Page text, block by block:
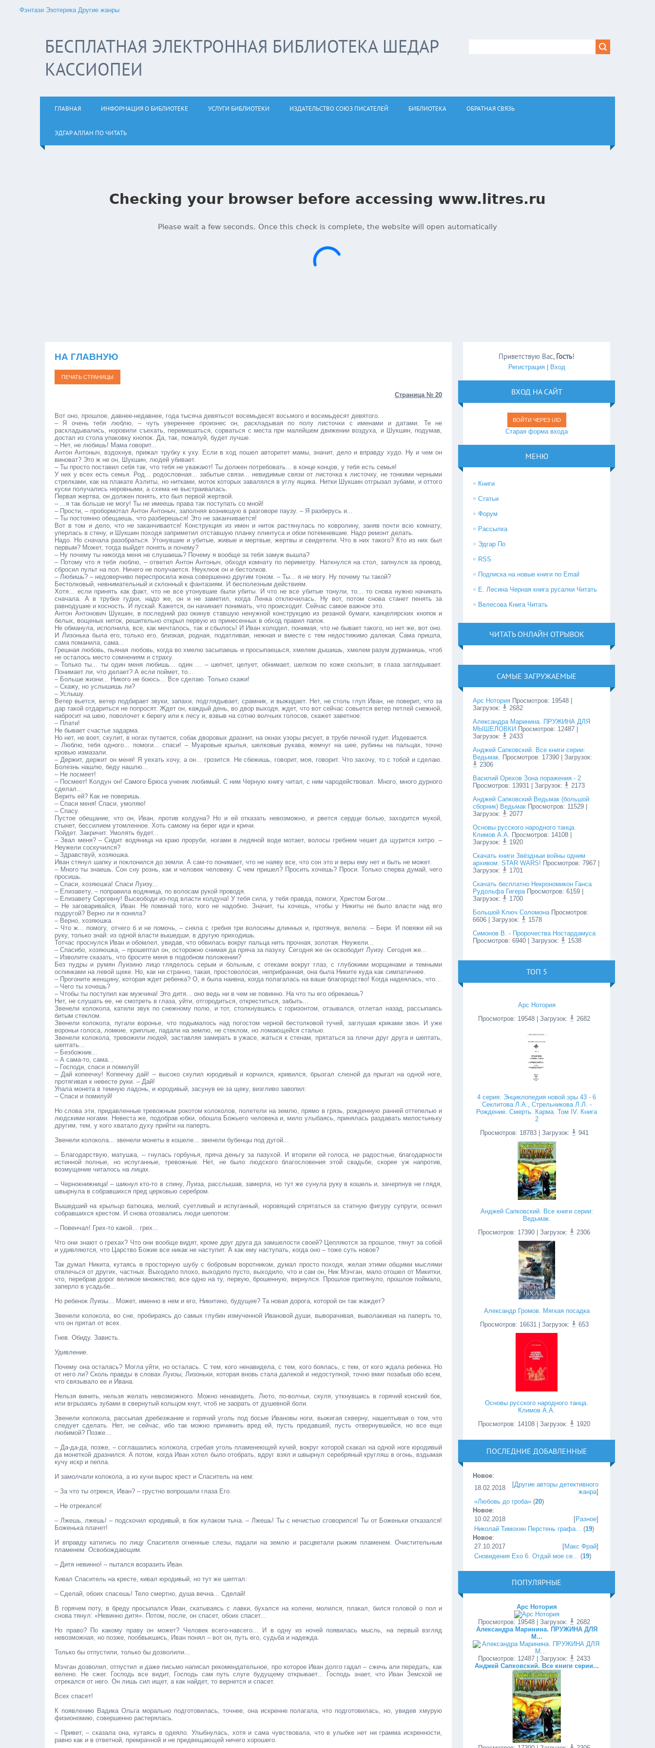
Фэнтази Эзотерика Другие жанры
БЕСПЛАТНАЯ ЭЛЕКТРОННАЯ БИБЛИОТЕКА ШЕДАР
КАССИОПЕИ
ГЛАВНАЯ ИНФОРМАЦИЯ О БИБЛИОТЕКЕ УСЛУГИ БИБЛИОТЕКИ ИЗДАТЕЛЬСТВО СОЮЗ ПИСАТЕЛЕЙ БИБЛИОТЕКА ОБРАТНАЯ СВЯЗЬ
ЭДГАР АЛЛАН ПО ЧИТАТЬ
НА ГЛАВНУЮ
Страница № 20
Вот оно, прошлое, давнее-недавнее, года тысяча девятьсот восемьдесят восьмого и восемьдесят девятого.
– Я очень тебя люблю, – чуть увереннее произнес он, раскладывая по полу листочки с именами и датами. Те не
раскладывались, норовили съехать, перемешаться, сорваться с места при малейшем движении воздуха, и Шукшин, подумав,
достал из стола упаковку кнопок. Да, так, пожалуй, будет лучше.
– Нет, не любишь! Мама говорит...
Антон Антоныч, вздохнув, прижал трубку к уху. Если в ход пошел авторитет мамы, значит, дело и вправду худо. Ну и чем он
виноват? Это ж не он, Шукшин, людей убивает.
– Ты просто поставил себя так, что тебя не уважают! Ты должен потребовать... в конце концов, у тебя есть семья!
У них у всех есть семья. Род... родословная... забытые связи... невидимые связи от листочка к листочку, не тонкими черными
стрелками, как на плакате Аэлиты, но нитками, моток которых завалялся в углу ящика. Нитки Шукшин отгрызал зубами, и оттого
куски получались неровными, а схема не выстраивалась.
Первая жертва, он должен понять, кто был первой жертвой.
– ...я так больше не могу! Ты не имеешь права так поступать со мной!
– Прости, – пробормотал Антон Антоныч, заполняя возникшую в разговоре паузу. – Я разберусь и...
– Ты постоянно обещаешь, что разберешься! Это не заканчивается!
Вот в том и дело, что не заканчивается! Конструкция из имен и ниток растянулась по ковролину, заняв почти всю комнату,
уперлась в стену, и Шукшин походя заприметил отставшую планку плинтуса и обои потемневшие. Надо ремонт делать.
Надо. Но сначала разобраться. Утонувшие и убитые, живые и мертвые, жертвы и свидетели. Что в них такого? Кто из них был
первым? Может, тогда выйдет понять и почему?
– Ну почему ты никогда меня не слушаешь? Почему я вообще за тебя замуж вышла?
– Потому что я тебя люблю, – ответил Антон Антоныч, обходя комнату по периметру. Наткнулся на стол, запнулся за провод,
сбросил пульт на пол. Ничего не получается. Неуклюж он и бестолков.
– Любишь? – недоверчиво переспросила жена совершенно другим тоном. – Ты... я не могу. Ну почему ты такой?
Бестолковый, невнимательный и склонный к фантазиям. И бесполезным действиям.
Хотя... если принять как факт, что не все утонувшие были убиты. И что не все убитые тонули, то... то снова нужно начинать
сначала. А в трубке гудки, надо же, он и не заметил, когда Ленка отключилась. Ну вот, потом снова станет пенять за
равнодушие и косность. И пускай. Кажется, он начинает понимать, что происходит. Сейчас самое важное это.
Антон Антонович Шукшин, в последний раз окинув ставшую ненужной конструкцию из резаной бумаги, канцелярских кнопок и
белых, вощеных ниток, решительно открыл первую из принесенных в обход правил папок.
Не обманула, исполнила, все, как мечталось, так и сбылось! И Иван холодел, понимая, что не бывает такого, но нет же, вот оно.
И Лизонька была его, только его, близкая, родная, податливая, нежная и вместе с тем недостижимо далекая. Сама пришла,
сама поманила, сама...
Грешная любовь, пьяная любовь, когда во хмелю засыпаешь и просыпаешься, хмелем дышишь, хмелем разум дурманишь, чтоб
не осталось место сомнениям и страху.
– Только ты... ты один меня любишь... один ... – шепчет, целует, обнимает, шелком по коже скользит, в глаза заглядывает.
Понимает ли, что делает? А если поймет, то...
– Больше жизни... Никого не боюсь... Все сделаю. Только скажи!
– Скажу, но услышишь ли?
– Услышу.
Ветер вьется, ветер подбирает звуки, запахи, подглядывает, срамник, и выжидает. Нет, не столь глуп Иван, не поверит, что за
дар такой отдариться не попросят. Ждет он, каждый день, во двор выходя, ждет, что вот сейчас совьется ветер петлей снежной,
набросит на шею, поволочет к берегу или к лесу и, взвыв на сотню волчьих голосов, скажет заветное:
– Плати!
Не бывает счастье задарма.
Но нет, не воет, скулит, в ногах путается, собак дворовых дразнит, на окнах узоры рисует, в трубе печной гудит. Издевается.
– Люблю, тебя одного... помоги... спаси! – Муаровые крылья, шелковые рукава, жемчуг на шее, рубины на пальцах, точно
кровью измазали.
– Держит, держит он меня! Я уехать хочу, а он... грозится. Не сбежишь, говорит, моя, говорит. Что захочу, то с тобой и сделаю.
Болезнь нашлю, беду нашлю...
– Не посмеет!
– Посмеет! Колдун он! Самого Брюса ученик любимый. С ним Черную книгу читал, с ним чародействовал. Много, много дурного
сделал...
Верить ей? Как не поверишь.
– Спаси меня! Спаси, умоляю!
– Спасу.
Пустое обещание, что он, Иван, против колдуна? Но и ей отказать невозможно, и рвется сердце болью, заходится мукой,
стынет, бессилием утомленное. Хоть самому на берег иди и кричи.
Пойдет. Закричит. Умолять будет...
– Звал меня? – Сидит водяница на краю проруби, ногами в ледяной воде мотает, волосы гребнем чешет да щурится хитро. –
Неужели соскучился?
– Здравствуй, хозяюшка.
Иван стянул шапку и поклонился до земли. А сам-то понимает, что не наяву все, что сон это и веры ему нет и быть не может.
– Много ты знаешь. Сон сну рознь, как и человек человеку. С чем пришел? Просить хочешь? Проси. Только сперва думай, чего
просишь.
– Спаси, хозяюшка! Спаси Луизу...
– Елизавету, – поправила водяница, по волосам рукой проводя.
– Елизавету Сергевну! Высвободи из-под власти колдуна! У тебя сила, у тебя правда, помоги, Христом Богом...
– Не заговаривайся, Иван. Не поминай того, кого не надобно. Значит, ты хочешь, чтобы у Никиты не было власти над его
подругой? Верно ли я поняла?
– Верно, хозяюшка.
– Что ж... помогу, отчего б и не помочь, – сняла с гребня три волосины длинных и, протянув, велела: – Бери. И повяжи ей на
руку, только знай: из одной власти вышедши, в другую приходишь.
Тотчас проснулся Иван и обомлел, увидав, что обвилась вокруг пальца нить прочная, золотая. Неужели...
– Спасибо, хозяюшка, – прошептал он, осторожно снимая да пряча за пазуху. Сегодня же он освободит Луизу. Сегодня же...
– Изволите сказать, что бросите меня в подобном положении?
Без пудры и румян Луизино лицо гляделось серым и больным, с отеками вокруг глаз, с глубокими морщинами и темными
оспинками на левой щеке. Но, как ни странно, такая, простоволосая, неприбранная, она была Никите куда как симпатичнее.
– Прогоните женщину, которая ждет ребенка? О, я была наивна, когда полагалась на ваше благородство! Когда надеялась, что...
– Чего ты хочешь?
– Чтобы ты поступил как мужчина! Это дитя... оно ведь ни в чем не повинно. На что ты его обрекаешь?
Нет, не слушать ее, не смотреть в глаза, уйти, отгородиться, откреститься, забыть...
Звенели колокола, катили звук по снежному полю, и тот, столкнувшись с горизонтом, отзывался, отлетал назад, рассыпаясь
битым стеклом.
Звенели колокола, пугали воронье, что подымалось над погостом черной бестолковой тучей, заглушая криками звон. И уже
вороньи голоса, ломкие, хриплые, падали на землю, не стеклом, но ломающейся сталью.
Звенели колокола, тревожили людей, заставляя замирать в ужасе, жаться к стенам, прятаться за плечи друг друга и шептать,
шептать...
– Безбожник...
– А сама-то, сама...
– Господи, спаси и помилуй!
– Дай копеечку! Копеечку дай! – высоко скулил юродивый и корчился, кривился, брызгал слюной да прыгал на одной ноге,
протягивая к невесте руки. – Дай!
Упала монета в темную ладонь, и юродивый, засунув ее за щеку, визгливо завопил:
– Спаси и помилуй!
Но слова эти, придавленные тревожным рокотом колоколов, полетели на землю, прямо в грязь, рожденную ранней оттепелью и
людскими ногами. Невеста же, подобрав юбки, обошла Божьего человека и, мило улыбаясь, принялась раздавать милостыньку
другим, тем, у кого хватало духу прийти на паперть.
Звенели колокола... звенели монеты в кошеле... звенели бубенцы под дугой...
– Благодарствую, матушка, – гнулась горбунья, пряча деньгу за пазухой. И вторили ей голоса, не радостные, благодарности
истинной полные, но испуганные, тревожные. Нет, не было людского благословения этой свадьбе, скорее уж напротив,
возмущение читалось на лицах.
– Чернокнижница! – шикнул кто-то в спину, Луиза, расслышав, замерла, но тут же сунула руку в кошель и, зачерпнув не глядя,
швырнула в собравшихся пред церковью серебром.
Вышедший на крыльцо батюшка, мелкий, суетливый и испуганный, норовящий спрятаться за статную фигуру супруги, осенил
собравшихся крестом. И снова отозвались люди шепотом:
– Повенчал! Грех-то какой... грех...
Что они знают о грехах? Что они вообще видят, кроме друг друга да замшелости своей? Цепляются за прошлое, тянут за собой
и удивляются, что Царство Божие все никак не наступит. А как ему наступать, когда оно – тоже суть новое?
Так думал Никита, кутаясь в просторную шубу с бобровым воротником, думал просто походя, желая этими общими мыслями
отвлечься от других, частных. Выходило плохо, выходило пусто, выходило, что и сам он, Ник Мэчган, мало отошел от Микитки,
что, перебрав дорог великое множество, все одно на ту, первую, брошенную, вернулся. Прошлое притянуло, прошлое поймало,
заперло в усадьбе...
Но ребенок Луизы... Может, именно в нем и его, Никитино, будущее? Та новая дорога, которой он так жаждет?
Звенели колокола, во сне, пробираясь до самых глубин измученной Ивановой души, выворачивая, выволакивая на паперть то,
что он прятал от всех.
Гнев. Обиду. Зависть.
Удивление.
Почему она осталась? Могла уйти, но осталась. С тем, кого ненавидела, с тем, кого боялась, с тем, от кого ждала ребенка. Но
от него ли? Сколь правды в словах Луизы, Лизоньки, которая вновь стала далекой и недоступной, точно вмиг позабыв обо всем,
что связывало ее и Ивана.
Нельзя винить, нельзя желать невозможного. Можно ненавидеть. Люто, по-волчьи, скуля, уткнувшись в горячий конский бок,
или вгрызаясь зубами в свернутый кольцом кнут, чтоб не заорать от душевной боли.
Звенели колокола, рассыпая дребезжание и горячий уголь под босые Ивановы ноги, выжигая скверну, нашептывая о том, что
следует сделать. Нет, не сейчас, ибо так можно причинить вред ей, пусть предавшей, пусть отвернувшейся, но все еще
любимой? Позже...
– Да-да-да, позже, – соглашались колокола, сгребая уголь пламенеющей кучей, вокруг которой скакал на одной ноге юродивый
да монеткой дразнился. А потом, когда Иван хотел было отобрать, вдруг взял и швырнул серебряный кругляш в огонь, вздымая
кучу искр и пепла.
И замолчали колокола, а из кучи вырос крест и Спаситель на нем:
– За что ты отрекся, Иван? – грустно вопрошали глаза Его.
– Не отрекался!
– Лжешь, лжешь! – подскочил юродивый, в бок кулаком тыча. – Лжешь! Ты с нечистью сговорился! Ты от Боженьки отказался!
Боженька плачет!
И вправду катились по лицу Спасителя огненные слезы, падали на землю и расцветали рыжим пламенем. Очистительным
пламенем. Освобождающим.
– Дитя невинно! – пытался возразить Иван.
Кивал Спаситель на кресте, кивал юродивый, но тут же шептал:
– Сделай, обоих спасешь! Тело смертно, душа вечна... Сделай!
В горячем поту, в бреду просыпался Иван, скатываясь с лавки, бухался на колени, молился, плакал, бился головой о пол и
снова тянул: «Невинно дитя». Потом, после, он спасет, обоих спасет...
Но право? По какому праву он может? Человек всего-навсего... И в одну из ночей появилась мысль, на первый взгляд
невозможная, но позже, пообвыкшись, Иван понял – вот он, путь его, судьба и надежда.
Только бы отпустили, только бы дозволили...
Мэчган дозволил, отпустил и даже письмо написал рекомендательное, про которое Иван долго гадал – сжечь али передать, как
велено. Не сжег. Господь все видит, Господь сам путь слуге будущему открывает... Господь знает, что Иван Земской не
отрекался от него. Он лишь сил ищет, а как найдет, то вернется и спасет.
Всех спасет!
К появлению Вадика Ольга морально подготовилась, точнее, она искренне полагала, что подготовилась, но, увидев хмурую
физиономию, совершенно растерялась.
– Привет, – сказала она, кутаясь в одеяло. Улыбнулась, хотя и сама чувствовала, что в улыбке нет ни грамма искренности,
равно как и в ответной, премрачной и не предвещающей ничего хорошего.
Приветствую Вас, Гость!
Регистрация| Вход
ВХОД НА САЙТ
ВОЙТИ ЧЕРЕЗ UID
Старая форма входа
МЕНЮ
Книги
Статьи
Форум
Рассылка
Эдгар По
RSS
Подписка на новые книги по Email
Е. Лесина Черная книга русалки Читать
Велесова Книга Читать
ЧИТАТЬ ОНЛАЙН ОТРЫВОК
САМЫЕ ЗАГРУЖАЕМЫЕ
Арс Нотория Просмотров: 19548
Загрузок:
2682
Александра Маринина. ПРУЖИНА ДЛЯ
МЫШЕЛОВКИ Просмотров: 12487
Загрузок:
2433
Анджей Сапковский. Все книги серии:
Ведьмак. Просмотров: 17390 | Загрузок:
2306
Василий Орехов Зона поражения - 2
Просмотров: 13931 | Загрузок:
2173
Анджей Сапковский Ведьмак (большой
сборник) Ведьмак Просмотров: 11529
Загрузок:
2077
Основы русского народного танца.
Климов А.А. Просмотров: 14108
Загрузок:
1920
Cкачать книги Звёздныи войны одним
архивом. STAR WARS! Просмотров:7967
Загрузок:
1701
Скачать бесплатно Некрономикон Ганса
Рудольфа Гигера Просмотров:6159
Загрузок:
1700
Большой Ключ Соломона Просмотров:
6606 | Загрузок:
1578
Симонов В. - Пророчества Ностардамуса
Просмотров:6940 | Загрузок: 1538
ТОП 5
Арс Нотория
Просмотров: 19548 | Загрузок: 2682
4 серия: Энциклопедия новой эры 43 - 6
Секлитова Л.А., Стрельникова Л.Л. -
Рождение. Смерть. Карма. Том IV. Книга
2
Просмотров: 18783| Загрузок: 941
Анджей Сапковский. Все книги серии:
Ведьмак.
Просмотров: 17390 | Загрузок: 2306
Александр Громов. Мягкая посадка
Просмотров: 16631| Загрузок: 653
Основы русского народного танца.
Климов А.А.
Просмотров: 14108 | Загрузок: 1920
ПОСЛЕДНИЕ ДОБАВЛЕННЫЕ
Новое:
18.02.2018
[Другие авторы детективного
жанра]
«Любовь до гроба» (20)
Новое:
10.02.2018
[Разное]
Николай Тимохин Перстень графа... (19)
Новое:
27.10.2017
[Макс Фрай]
Сновидения Ехо 6. Отдай мое се... (19)
ПОПУЛЯРНЫЕ
Арс Нотория
Просмотров: 19548 | Загрузок:
2682
Александра Маринина. ПРУЖИНА ДЛЯ
М...
Просмотров: 12487 | Загрузок:
2433
Анджей Сапковский. Все книги серии...